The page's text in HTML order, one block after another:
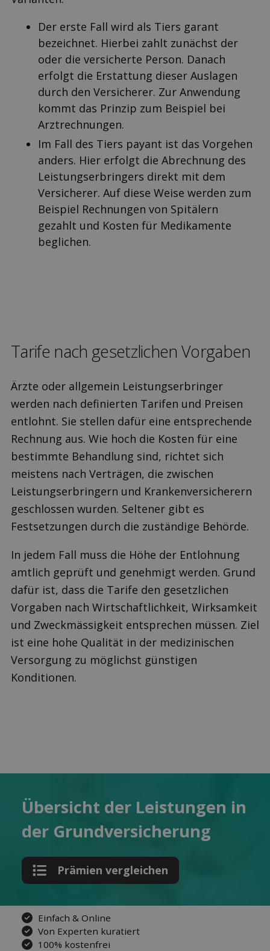
Der erste Fall wird als Tiers garant
bezeichnet. Hierbei zahlt zunächst der
oder die versicherte Person. Danach
erfolgt die Erstattung dieser Auslagen
durch den Versicherer. Zur Anwendung
kommt das Prinzip zum Beispiel bei
Arztrechnungen.
Im Fall des Tiers payant ist das Vorgehen
anders. Hier erfolgt die Abrechnung des
Leistungserbringers direkt mit dem
Versicherer. Auf diese Weise werden zum
Beispiel Rechnungen von Spitälern
gezahlt und Kosten für Medikamente
beglichen.
Tarife nach gesetz­lichen Vorgaben
Ärzte oder allgemein Leistungserbringer
werden nach definierten Tarifen und Preisen
entlohnt. Sie stellen dafür eine entsprechende
Rechnung aus. Wie hoch die Kosten für eine
bestimmte Behandlung sind, richtet sich
meistens nach Verträgen, die zwischen
Leistungserbringern und Krankenversicherern
geschlossen wurden. Seltener gibt es
Festsetzungen durch die zuständige Behörde.
In jedem Fall muss die Höhe der Entlohnung
amtlich geprüft und genehmigt werden. Grund
dafür ist, dass die Tarife den gesetzlichen
Vorgaben nach Wirtschaftlichkeit, Wirksamkeit
und Zweckmässigkeit entsprechen müssen. Ziel
ist eine hohe Qualität in der medizinischen
Versorgung zu möglichst günstigen
Konditionen.
Übersicht der Leis­tungen in
der Grund­versicherung
Prämien ver­gleichen
Einfach & Online
Von Experten kuratiert
100% kostenfrei